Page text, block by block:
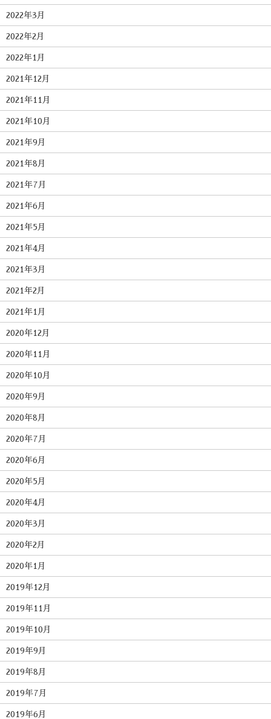
2022年3月
2022年2月
2022年1月
2021年12月
2021年11月
2021年10月
2021年9月
2021年8月
2021年7月
2021年6月
2021年5月
2021年4月
2021年3月
2021年2月
2021年1月
2020年12月
2020年11月
2020年10月
2020年9月
2020年8月
2020年7月
2020年6月
2020年5月
2020年4月
2020年3月
2020年2月
2020年1月
2019年12月
2019年11月
2019年10月
2019年9月
2019年8月
2019年7月
2019年6月